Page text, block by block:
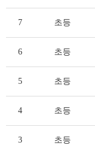
7 초등
6 초등
5 초등
4 초등
3 초등